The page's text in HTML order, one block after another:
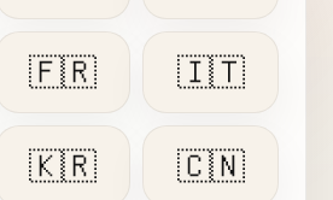
🇫🇷 🇮🇹
🇰🇷 🇨🇳